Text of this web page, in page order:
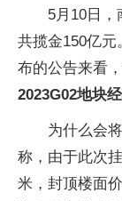
5月10日
共揽金150亿
布的公告来看，
2023G02地块
为什么会
称，由于此次
米，封顶楼面